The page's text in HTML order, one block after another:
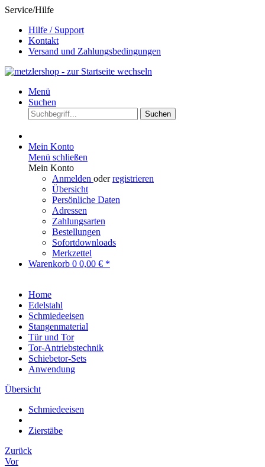
Service/Hilfe
Hilfe / Support
Kontakt
Versand und Zahlungsbedingungen
Menü
Suchen
Suchen
Mein Konto
Menü schließen
Mein Konto
Anmelden oderregistrieren
Übersicht
Persönliche Daten
Adressen
Zahlungsarten
Bestellungen
Sofortdownloads
Merkzettel
Warenkorb 0 0,00 € *
Home
Edelstahl
Schmiedeeisen
Stangenmaterial
Tür und Tor
Tor-Antriebstechnik
Schiebetor-Sets
Anwendung
Übersicht
Schmiedeeisen
Zierstäbe
Zurück
Vor